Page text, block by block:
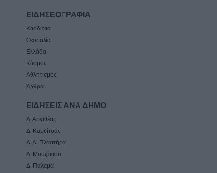
ΕΙΔΗΣΕΟΓΡΑΦΙΑ
Καρδίτσα
Θεσσαλία
Ελλάδα
Κόσμος
Αθλητισμός
Άρθρα
ΕΙΔΗΣΕΙΣ ΑΝΑ ΔΗΜΟ
Δ. Αργιθέας
Δ. Καρδίτσας
Δ. Λ. Πλαστήρα
Δ. Μουζάκιου
Δ. Παλαμά